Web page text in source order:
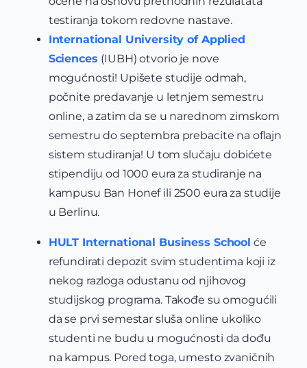
testiranja tokom redovne nastave.
International University of Applied
Sciences (IUBH) otvorio je nove
mogućnosti! Upišete studije odmah,
počnite predavanje u letnjem semestru
online, a zatim da se u narednom zimskom
semestru do septembra prebacite na oflajn
sistem studiranja! U tom slučaju dobićete
stipendiju od 1000 eura za studiranje na
kampusu Ban Honef ili 2500 eura za studije
u Berlinu.
HULT International Business School će
refundirati depozit svim studentima koji iz
nekog razloga odustanu od njihovog
studijskog programa. Takođe su omogućili
da se prvi semestar sluša online ukoliko
studenti ne budu u mogućnosti da dođu
na kampus. Pored toga, umesto zvaničnih